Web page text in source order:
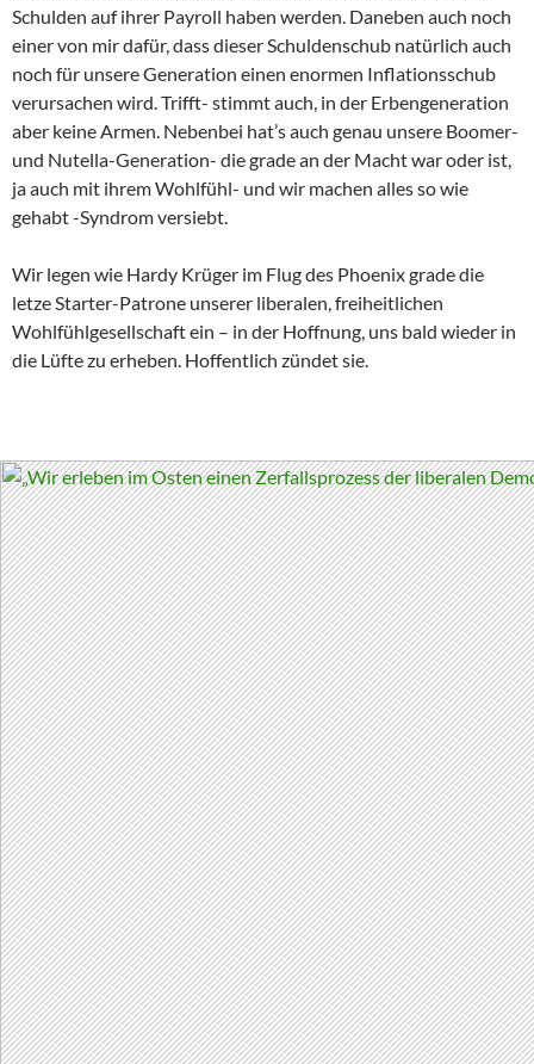
Schulden auf ihrer Payroll haben werden. Daneben auch noch
einer von mir dafür, dass dieser Schuldenschub natürlich auch
noch für unsere Generation einen enormen Inflationsschub
verursachen wird. Trifft- stimmt auch, in der Erbengeneration
aber keine Armen. Nebenbei hat’s auch genau unsere Boomer-
und Nutella-Generation- die grade an der Macht war oder ist,
ja auch mit ihrem Wohlfühl- und wir machen alles so wie
gehabt -Syndrom versiebt.
Wir legen wie Hardy Krüger im Flug des Phoenix grade die
letze Starter-Patrone unserer liberalen, freiheitlichen
Wohlfühlgesellschaft ein – in der Hoffnung, uns bald wieder in
die Lüfte zu erheben. Hoffentlich zündet sie.